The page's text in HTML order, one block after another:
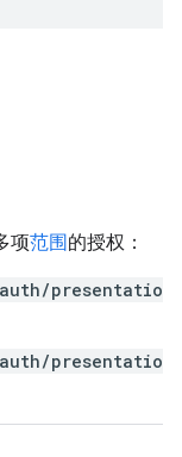
项范围的授权：
presentatio
presentatio